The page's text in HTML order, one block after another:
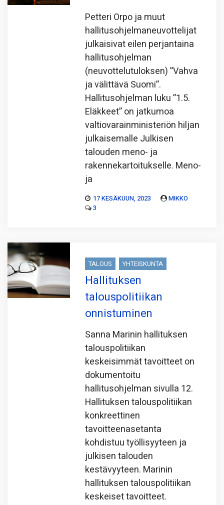
Petteri Orpo ja muut
hallitusohjelmaneuvottelijat
julkaisivat eilen perjantaina
hallitusohjelman
(neuvottelutuloksen) ”Vahva
ja välittävä Suomi”.
Hallitusohjelman luku ”1.5.
Eläkkeet” on jatkumoa
valtiovarainministeriön hiljan
julkaisemalle Julkisen
talouden meno- ja
rakennekartoitukselle. Meno-
ja
17 KESÄKUUN, 2023
MIKKO
3
TALOUS YHTEISKUNTA
Hallituksen
talouspolitiikan
onnistuminen
Sanna Marinin hallituksen
talouspolitiikan
keskeisimmät tavoitteet on
dokumentoitu
hallitusohjelman sivulla 12.
Hallituksen talouspolitiikan
konkreettinen
tavoitteenasetanta
kohdistuu työllisyyteen ja
julkisen talouden
kestävyyteen. Marinin
hallituksen talouspolitiikan
keskeiset tavoitteet.